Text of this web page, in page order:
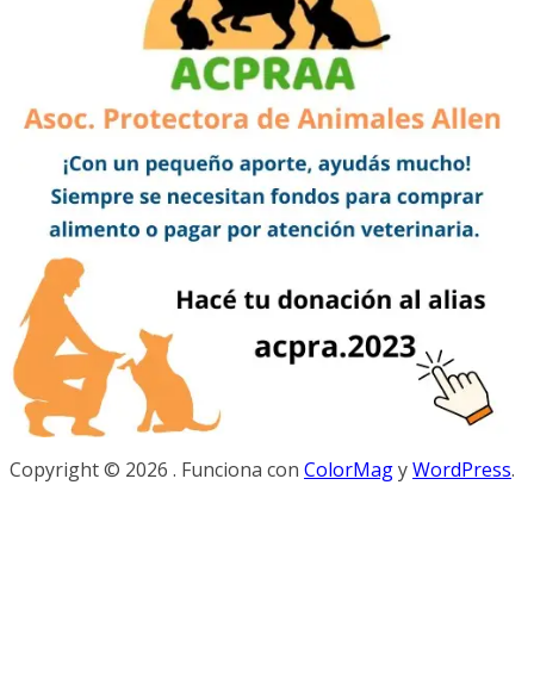
Copyright © 2026 . Funciona con ColorMagyWordPress.